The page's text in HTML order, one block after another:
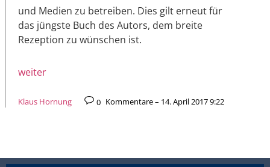
und Medien zu betreiben. Dies gilt erneut für
das jüngste Buch des Autors, dem breite
Rezeption zu wünschen ist.
weiter
Klaus Hornung 0 Kommentare – 14. April 2017 9:22